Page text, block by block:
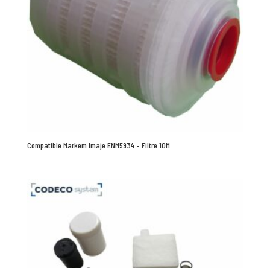
Compatible Markem Imaje ENM5934 – Filtre 10M